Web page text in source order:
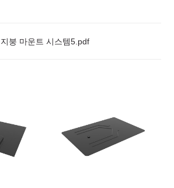
붕 마운트 시스템5.pdf